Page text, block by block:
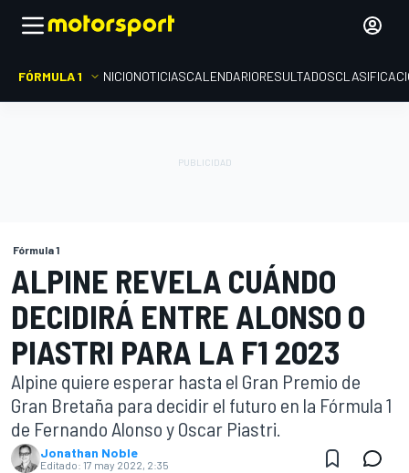
FÓRMULA 1 INICIONOTICIASCALENDARIORESULTADOS
Fórmula 1
ALPINE REVELA CUÁNDO
DECIDIRÁ ENTRE ALONSO O
PIASTRI PARA LA F1 2023
Alpine quiere esperar hasta el Gran Premio de
Gran Bretaña para decidir el futuro en la Fórmula 1
de Fernando Alonso y Oscar Piastri.
Jonathan Noble
Editado: 17 may 2022, 2:35